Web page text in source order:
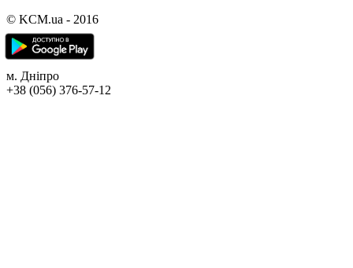
© KCM.ua - 2016
м. Дніпро
+38 (056) 376-57-12